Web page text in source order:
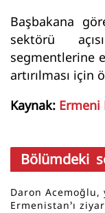
Başbakana
sektörü
segmentlerine
artırılması için
Kaynak: Ermeni
Bölümdeki
Daron Acemoğlu,
Ermenistan’ı